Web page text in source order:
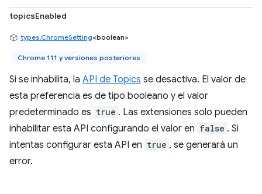
topicsEnabled
types.ChromeSetting<boolean>
Chrome 111 y versiones posteriores
Si se inhabilita, la API de Topics se desactiva. El valor de
esta preferencia es de tipo booleano y el valor
predeterminado es true . Las extensiones solo pueden
inhabilitar esta API configurando el valor en false . Si
intentas configurar esta API en true , se generará un
error.